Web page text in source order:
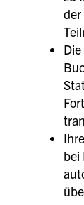
der
bei